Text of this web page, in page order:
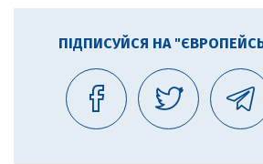
ПІДПИСУЙСЯ НА